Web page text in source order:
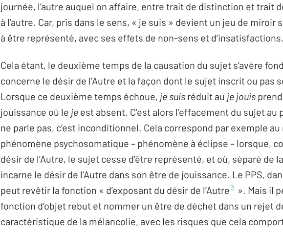
journée, l’autre auquel on affaire, entre trait de distinction et trait
à l’autre. Car, pris dans le sens, « je suis » devient un jeu de miroir
à être représenté, avec ses effets de non-sens et d’insatisfactions.
Cela étant, le deuxième temps de la causation du sujet s’avère
concerne le désir de l’Autre et la façon dont le sujet inscrit ou pas
Lorsque ce deuxième temps échoue, je suis réduit au je jouis
jouissance où le je est absent. C’est alors l’effacement du sujet au
ne parle pas, c’est inconditionnel. Cela correspond par exemple
phénomène psychosomatique – phénomène à éclipse – lorsque,
désir de l’Autre, le sujet cesse d’être représenté, et où, séparé de
incarne le désir de l’Autre dans son être de jouissance. Le PPS,
peut revêtir la fonction « d’exposant du désir de l’Autre3 ». Mais il
fonction d’objet rebut et nommer un être de déchet dans un rejet
caractéristique de la mélancolie, avec les risques que cela